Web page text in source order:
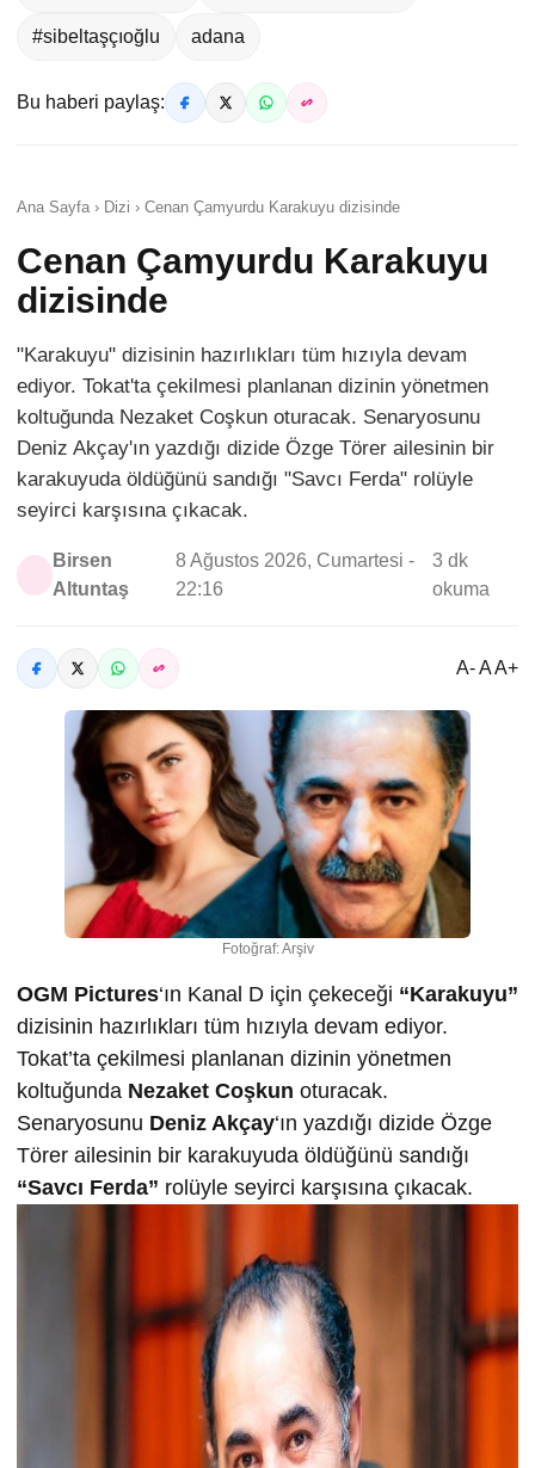
#sibeltaşçıoğlu adana
Bu haberi paylaş:
Ana Sayfa › Dizi › Cenan Çamyurdu Karakuyu dizisinde
Cenan Çamyurdu Karakuyu
dizisinde
"Karakuyu" dizisinin hazırlıkları tüm hızıyla devam
ediyor. Tokat'ta çekilmesi planlanan dizinin yönetmen
koltuğunda Nezaket Coşkun oturacak. Senaryosunu
Deniz Akçay'ın yazdığı dizide Özge Törer ailesinin bir
karakuyuda öldüğünü sandığı "Savcı Ferda" rolüyle
seyirci karşısına çıkacak.
Birsen
Altuntaş
8 Ağustos 2026, Cumartesi -
22:16
3 dk
okuma
A- A A+
Fotoğraf: Arşiv
OGM Pictures‘ın Kanal D için çekeceği “Karakuyu”
dizisinin hazırlıkları tüm hızıyla devam ediyor.
Tokat’ta çekilmesi planlanan dizinin yönetmen
koltuğunda Nezaket Coşkun oturacak.
Senaryosunu Deniz Akçay‘ın yazdığı dizide Özge
Törer ailesinin bir karakuyuda öldüğünü sandığı
“Savcı Ferda” rolüyle seyirci karşısına çıkacak.